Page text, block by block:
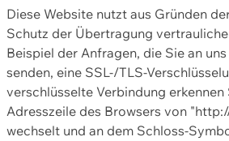
Diese Website nutzt aus Gründen
Schutz der Übertragung
Beispiel der Anfragen, die Sie an
senden, eine SSL-/TLS-
verschlüsselte Verbindung erkennen
Adresszeile des Browsers von
wechselt und an dem Schloss-